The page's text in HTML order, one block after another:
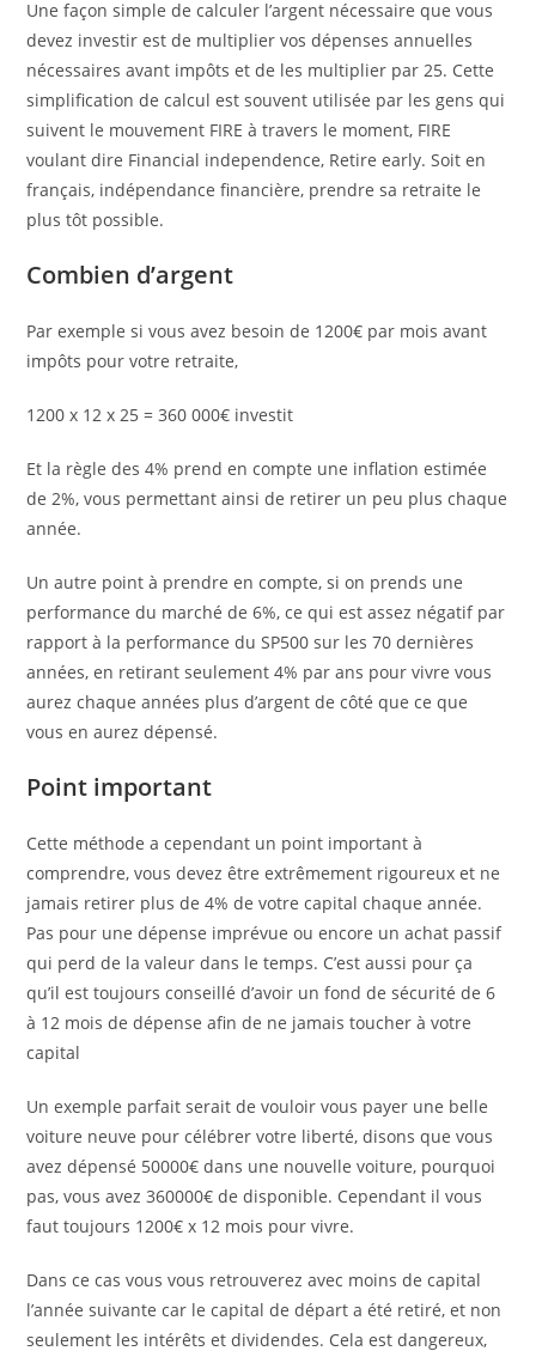
Une façon simple de calculer l’argent nécessaire que vous
devez investir est de multiplier vos dépenses annuelles
nécessaires avant impôts et de les multiplier par 25. Cette
simplification de calcul est souvent utilisée par les gens qui
suivent le mouvement FIRE à travers le moment, FIRE
voulant dire Financial independence, Retire early. Soit en
français, indépendance financière, prendre sa retraite le
plus tôt possible.
Combien d’argent
Par exemple si vous avez besoin de 1200€ par mois avant
impôts pour votre retraite,
1200 x 12 x 25 = 360 000€ investit
Et la règle des 4% prend en compte une inflation estimée
de 2%, vous permettant ainsi de retirer un peu plus chaque
année.
Un autre point à prendre en compte, si on prends une
performance du marché de 6%, ce qui est assez négatif par
rapport à la performance du SP500 sur les 70 dernières
années, en retirant seulement 4% par ans pour vivre vous
aurez chaque années plus d’argent de côté que ce que
vous en aurez dépensé.
Point important
Cette méthode a cependant un point important à
comprendre, vous devez être extrêmement rigoureux et ne
jamais retirer plus de 4% de votre capital chaque année.
Pas pour une dépense imprévue ou encore un achat passif
qui perd de la valeur dans le temps. C’est aussi pour ça
qu’il est toujours conseillé d’avoir un fond de sécurité de 6
à 12 mois de dépense afin de ne jamais toucher à votre
capital
Un exemple parfait serait de vouloir vous payer une belle
voiture neuve pour célébrer votre liberté, disons que vous
avez dépensé 50000€ dans une nouvelle voiture, pourquoi
pas, vous avez 360000€ de disponible. Cependant il vous
faut toujours 1200€ x 12 mois pour vivre.
Dans ce cas vous vous retrouverez avec moins de capital
l’année suivante car le capital de départ a été retiré, et non
seulement les intérêts et dividendes. Cela est dangereux,